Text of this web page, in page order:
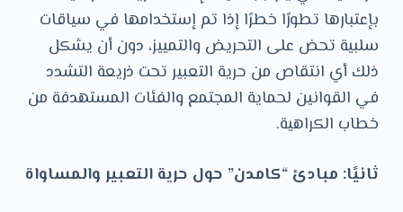
بإعتبارها تطورًا خطرًا إذا تم إستخدامها في سياقات
سلبية تحض على التحريض والتمييز، دون أن يشكل
ذلك أي انتقاص من حرية التعبير تحت ذريعة التشدد
في القوانين لحماية المجتمع والفئات المستهدفة من
خطاب الكراهية.
ثانيًا: مبادئ “كامدن” حول حرية التعبير والمساواة